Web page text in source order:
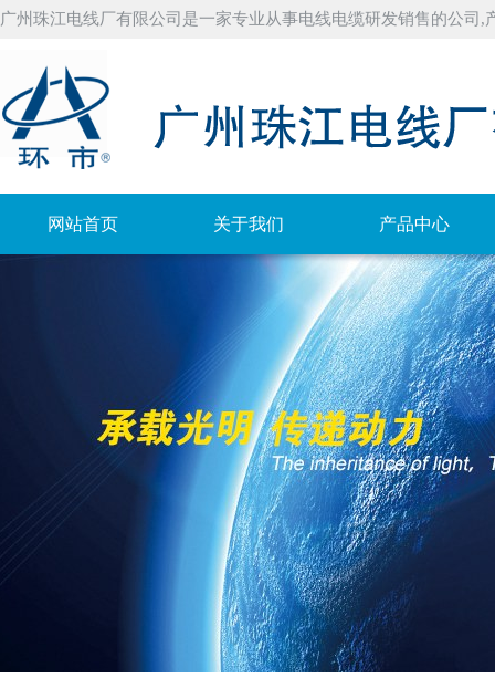
广州珠江电线厂有限公司是一家专业从事电线电缆研发销售的公司
网站首页 关于我们 产品中心